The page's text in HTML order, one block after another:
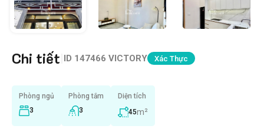
Chi tiết ID 147466 VICTORY Xác Thực
Phòng ngủ
3
Phòng tắm
3
Diện tích
45m²